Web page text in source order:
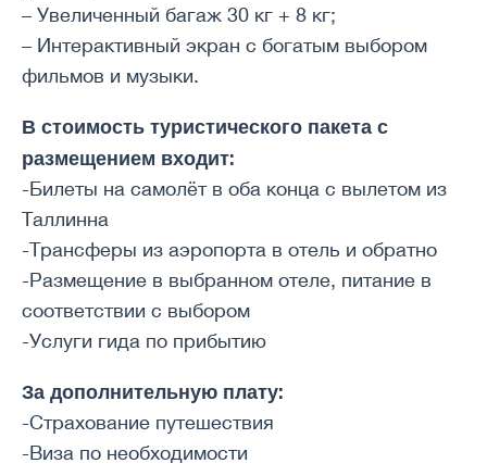
– Увеличенный багаж 30 кг + 8 кг;
– Интерактивный экран с богатым выбором
фильмов и музыки.
В стоимость туристического пакета с
размещением входит:
-Билеты на самолёт в оба конца с вылетом из
Таллинна
-Трансферы из аэропорта в отель и обратно
-Размещение в выбранном отеле, питание в
соответствии с выбором
-Услуги гида по прибытию
За дополнительную плату:
-Страхование путешествия
-Виза по необходимости